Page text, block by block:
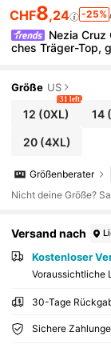
CHF8,24 -25%
Nezia Cruz
ches Träger-Top,
s T-Shirt, Damen
r,
n, Frühling
Größe US
12 (0XL)
31 left
14
20(4XL)
Größenberater
Nicht deine Größe?
Versand nach
Kostenloser
Voraussichtliche
30-Tage
Sichere